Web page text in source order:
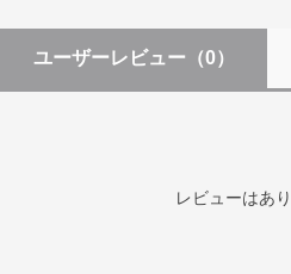
ユーザーレビュー （0）
レビューはあ